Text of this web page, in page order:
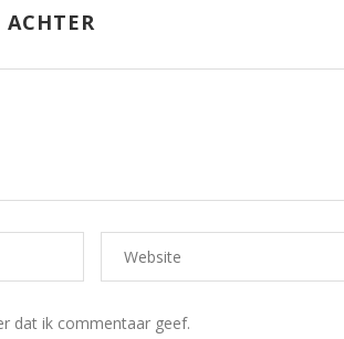
ACHTER
dat ik commentaar geef.